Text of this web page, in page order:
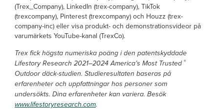
(Trex_Company), LinkedIn (trex-company), TikTok
(trexcompany), Pinterest (trexcompany) och Houzz (trex-
company-inc) eller visa produkt- och demonstrationsvideor på
varumärkets YouTube-kanal (TrexCo).
Trex fick högsta numeriska poäng i den patentskyddade
Lifestory Research 2021–2024 America’s Most Trusted®
Outdoor däck-studien. Studieresultaten baseras på
erfarenheter och uppfattningar hos personer som
undersökts. Dina erfarenheter kan variera. Besök
www.lifestoryresearch.com.